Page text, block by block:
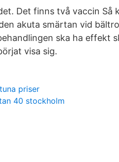
Det finns två vaccin Så
akuta smärtan vid
ska ha effekt
visa sig.
priser
40 stockholm